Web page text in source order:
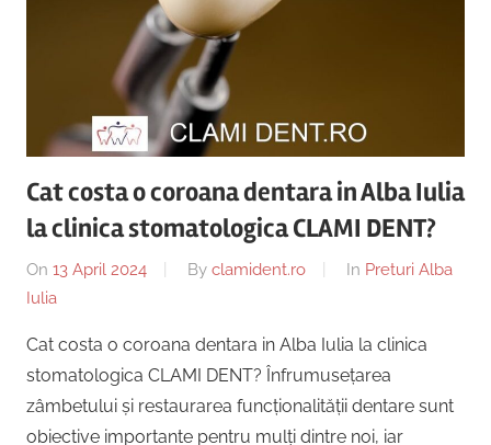
Cat costa o coroana dentara in Alba Iulia
la clinica stomatologica CLAMI DENT?
On 13 April 2024 By clamident.ro In Preturi Alba
Iulia
Cat costa o coroana dentara in Alba Iulia la clinica
stomatologica CLAMI DENT? Înfrumusețarea
zâmbetului și restaurarea funcționalității dentare sunt
obiective importante pentru mulți dintre noi, iar